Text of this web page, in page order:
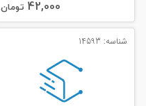
42,000 تومان
شناسه: 14593